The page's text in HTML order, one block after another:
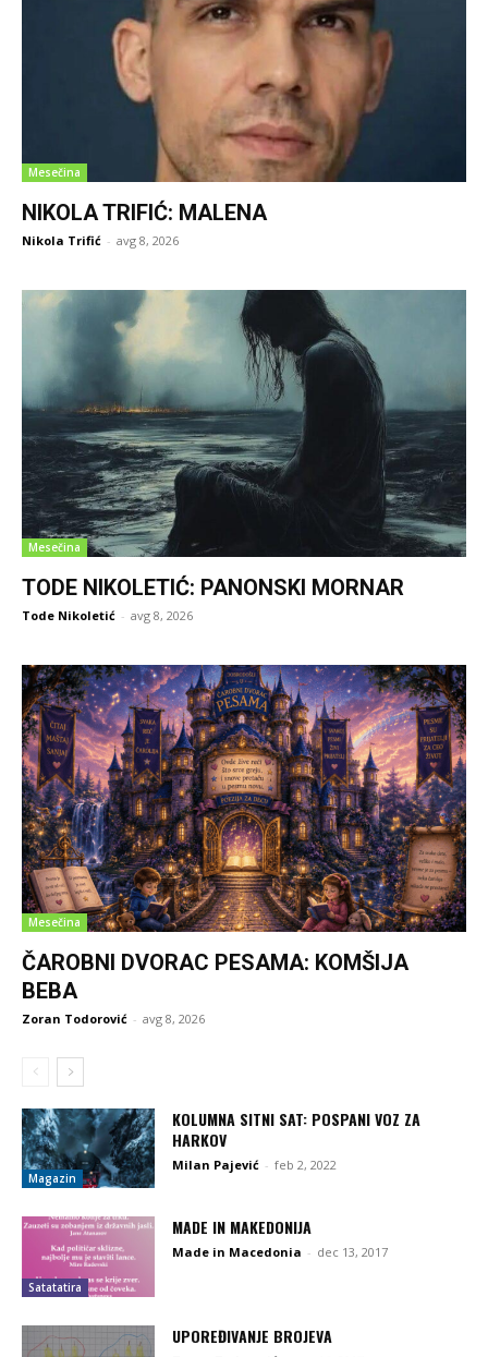
Mesečina
NIKOLA TRIFIĆ: MALENA
Nikola Trifić - avg 8, 2026
Mesečina
TODE NIKOLETIĆ: PANONSKI MORNAR
Tode Nikoletić - avg 8, 2026
Mesečina
ČAROBNI DVORAC PESAMA: KOMŠIJA
BEBA
Zoran Todorović - avg 8, 2026
Magazin
KOLUMNA SITNI SAT: POSPANI VOZ ZA
HARKOV
Milan Pajević - feb 2, 2022
Satatatira
MADE IN MAKEDONIJA
Made in Macedonia - dec 13, 2017
UPOREĐIVANJE BROJEVA